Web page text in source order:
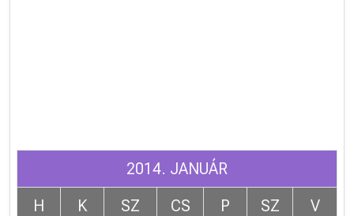
2014. JANUÁR
H
K SZ CS P SZ
V